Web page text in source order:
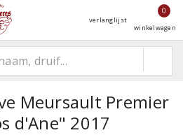
verlanglijst
0
winkelwagen
Meursault Premier
d'Ane" 2017